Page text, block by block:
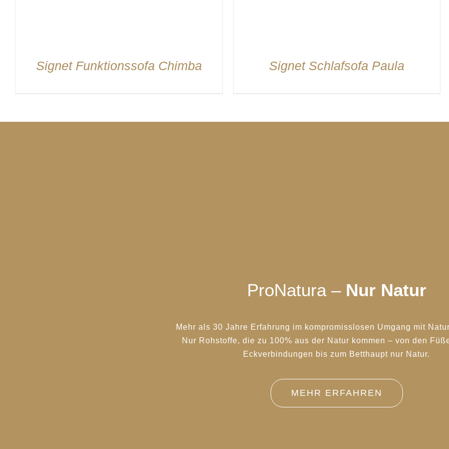
Signet Funktionssofa Chimba Signet Schlafsofa Paula
ProNatura – Nur Natur
Mehr als 30 Jahre Erfahrung im kompromisslosen Umgang mit
Nur Rohstoffe, die zu 100% aus der Natur kommen – von den
Eckverbindungen bis zum Betthaupt nur Natur.
MEHR ERFAHREN